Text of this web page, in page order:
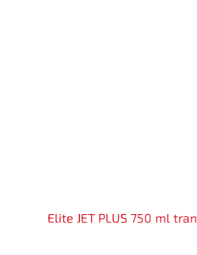
Elite JET PLUS 750 ml